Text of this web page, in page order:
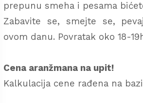
prepunu smeha i pesama
Zabavite se, smejte se,
ovom danu. Povratak oko 18-
Cena aranžmana na upit!
Kalkulacija cene rađena na